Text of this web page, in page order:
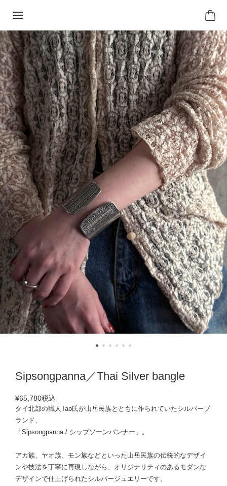
Sipsongpanna／Thai Silver bangle
¥65,780税込
タイ北部の職人Tao氏が山岳民族とともに作られていたシルバーブ
ランド、
「Sipsongpanna / シップソーンパンナー」。
アカ族、ヤオ族、モン族などといった山岳民族の伝統的なデザイ
ンや技法を丁寧に再現しながら、オリジナリティのあるモダンな
デザインで仕上げられたシルバージュエリーです。